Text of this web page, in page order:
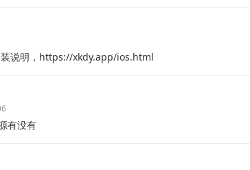
装说明，https://xkdy.app/ios.html
有没有